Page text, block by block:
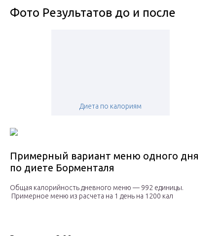
Фото Результатов до и после
Диета по калориям
Примерный вариант меню одного дня
по диете Борменталя
Общая калорийность дневного меню — 992 единицы.
Примерное меню из расчета на 1 день на 1200 кал